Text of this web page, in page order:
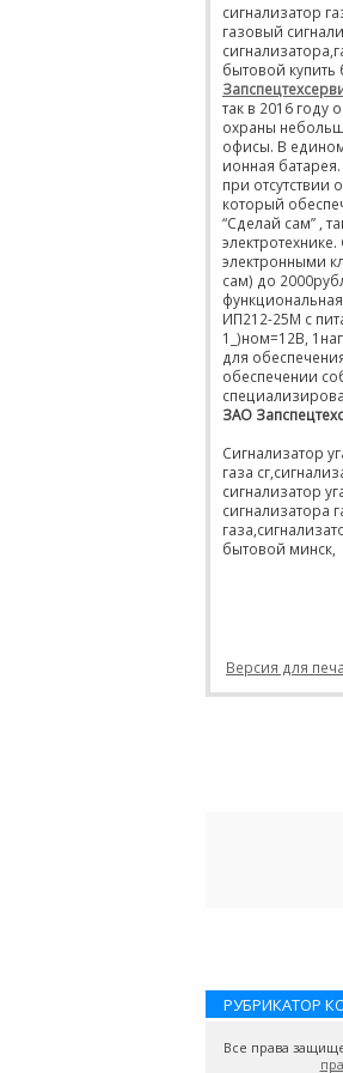
сигнализатор
газовый
бытовой купить
так в 2016 году
охраны
офисы. В
ионная
при отсутствии
который
“Сделай сам” ,
электронными
сам) до
ИП212-25М с
1_)ном=12В,
для
обеспечении
ЗАО
Сигнализатор
газа
сигнализатор
сигнализатора
бытовой минск,
Версия для
РУБРИКАТОР
Все права